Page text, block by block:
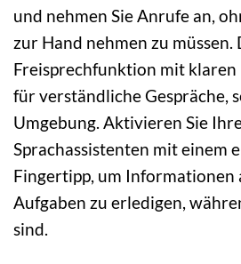
und nehmen Sie Anrufe an,
zur Hand nehmen zu
Freisprechfunktion mit
für verständliche Gespräche,
Umgebung. Aktivieren Sie
Sprachassistenten mit einem
Fingertipp, um Informationen
Aufgaben zu erledigen,
sind.